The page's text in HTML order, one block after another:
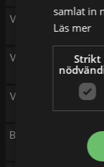
Vägens hjältar (S8
Vägens hjältar (S8
Vägens hjältar
Big Bang Theory,
samlat in
Läs mer
Strikt